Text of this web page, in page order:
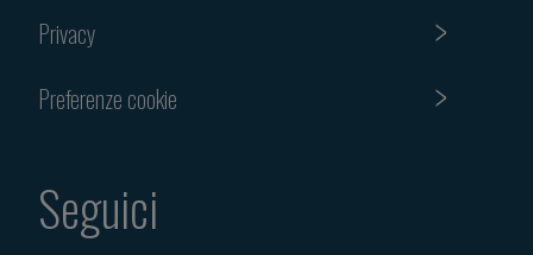
Privacy
Preferenze cookie
Seguici